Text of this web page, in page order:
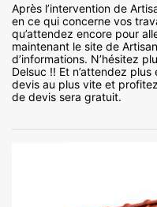
Après l’intervention de
en ce qui concerne vos
qu’attendez encore pour
maintenant le site de
d’informations. N’hésitez
Delsuc !! Et n’attendez
devis au plus vite et
de devis sera gratuit.